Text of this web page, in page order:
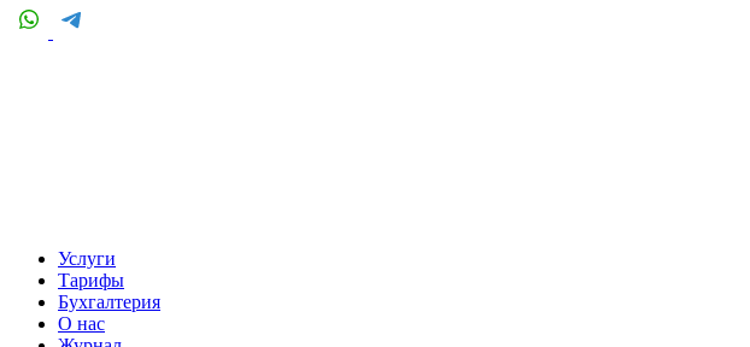
Услуги
Тарифы
Бухгалтерия
О нас